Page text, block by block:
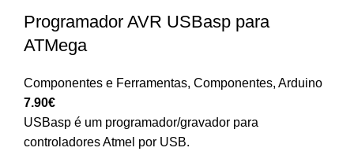
Programador AVR USBasp para
ATMega
Componentes e Ferramentas, Componentes, Arduino
7.90€
USBasp é um programador/gravador para
controladores Atmel por USB.